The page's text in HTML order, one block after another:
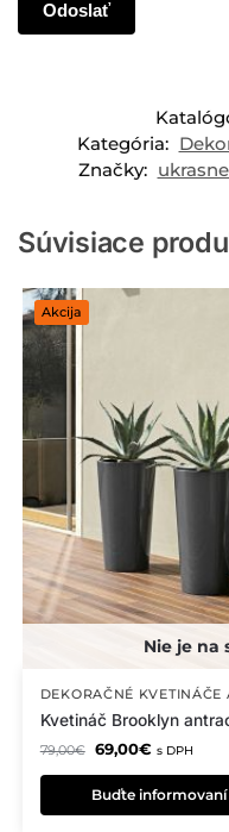
Kategória:
Značky:
Súvisiace
Akcija
DEKORAČNÉ KVETINÁČE
Kvetináč Brooklyn
79,00€ 69,00€ s DPH
Buďte